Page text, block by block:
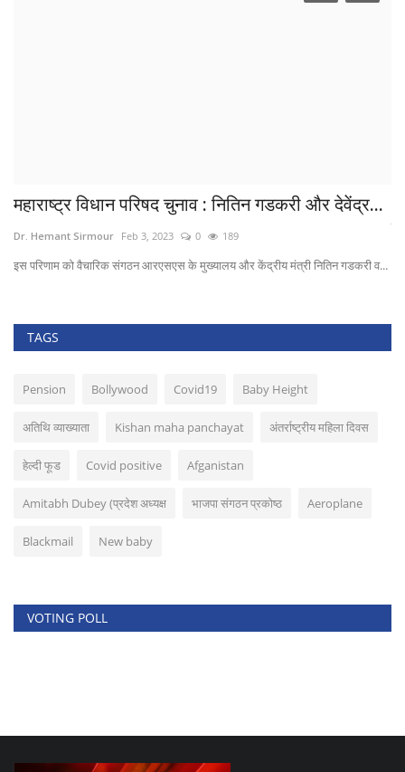
महाराष्ट्र विधान परिषद चुनाव : नितिन गडकरी और देवेंद्र...
Dr. Hemant Sirmour Feb 3, 2023 0 189
इस परिणाम को वैचारिक संगठन आरएसएस के मुख्‍यालय और केंद्रीय मंत्री नितिन गडकरी व...
TAGS
Pension Bollywood Covid19 Baby Height
अतिथि व्याख्याता Kishan maha panchayat अंतर्राष्ट्रीय महिला दिवस
हेल्दी फूड Covid positive Afganistan
Amitabh Dubey (प्रदेश अध्यक्ष भाजपा संगठन प्रकोष्ठ Aeroplane
Blackmail New baby
VOTING POLL